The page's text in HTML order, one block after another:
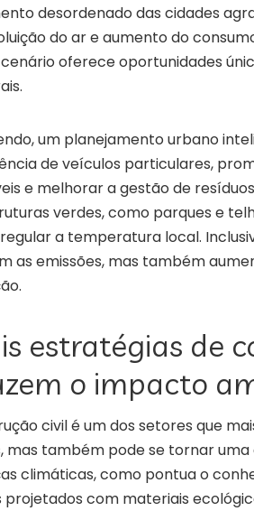
desordenado das cidades
do ar e aumento do
oferece oportunidades
um planejamento urbano
de veículos particulares,
e melhorar a gestão de
verdes, como parques e
regular a temperatura local.
as emissões, mas também
estratégias de
o impacto
civil é um dos setores que
mas também pode se tornar
climáticas, como pontua o
projetados com materiais